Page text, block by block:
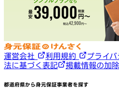
運営会社 利用規約 プライ
法に基づく表記
掲載情報の加
都道府県から身元保証事業者を探す